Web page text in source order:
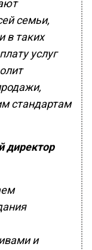
семьи,
в таких
услуг
стандартам
директор
и